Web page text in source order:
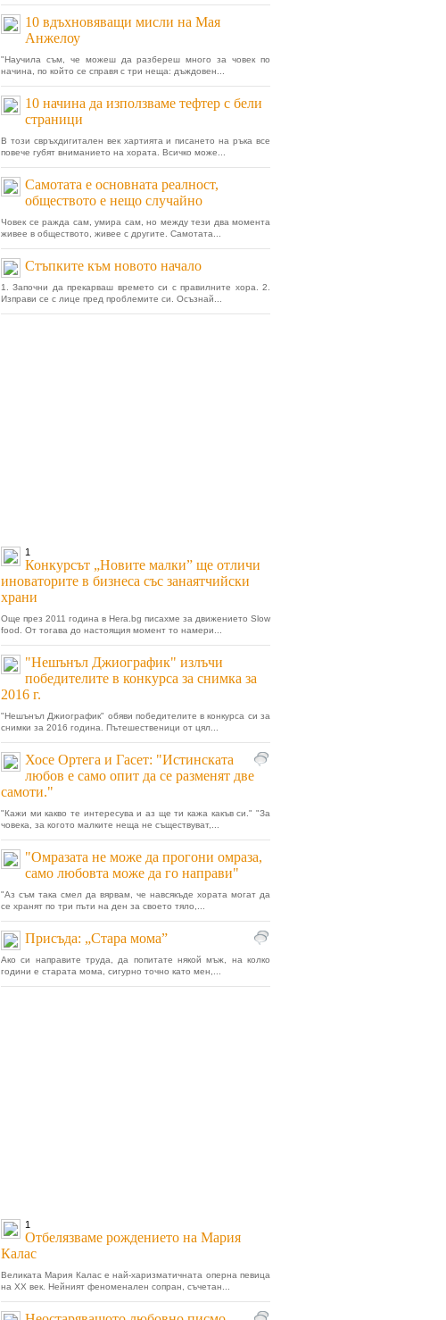
10 вдъхновяващи мисли на Мая
Анжелоу
"Научила съм, че можеш да разбереш много за човек по
начина, по който се справя с три неща: дъждовен...
10 начина да използваме тефтер с бели
страници
В този свръхдигитален век хартията и писането на ръка все
повече губят вниманието на хората. Всичко може...
Самотата е основната реалност,
обществото е нещо случайно
Човек се ражда сам, умира сам, но между тези два момента
живее в обществото, живее с другите. Самотата...
Стъпките към новото начало
1. Започни да прекарваш времето си с правилните хора. 2.
Изправи се с лице пред проблемите си. Осъзнай...
1
Конкурсът „Новите малки” ще отличи
иноваторите в бизнеса със занаятчийски
храни
Още през 2011 година в Hera.bg писахме за движението Slow
food. От тогава до настоящия момент то намери...
"Нешънъл Джиографик" излъчи
победителите в конкурса за снимка за
2016 г.
"Нешънъл Джиографик" обяви победителите в конкурса си за
снимки за 2016 година. Пътешественици от цял...
Хосе Ортега и Гасет: "Истинската
любов е само опит да се разменят две
самоти."
"Кажи ми какво те интересува и аз ще ти кажа какъв си." "За
човека, за когото малките неща не съществуват,...
"Омразата не може да прогони омраза,
само любовта може да го направи"
"Аз съм така смел да вярвам, че навсякъде хората могат да
се хранят по три пъти на ден за своето тяло,...
Присъда: „Стара мома”
Ако си направите труда, да попитате някой мъж, на колко
години е старата мома, сигурно точно като мен,...
1
Отбелязваме рождението на Мария
Калас
Великата Мария Калас е най-харизматичната оперна певица
на ХХ век. Нейният феноменален сопран, съчетан...